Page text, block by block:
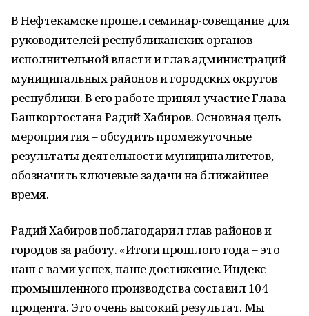
В Нефтекамске прошел семинар-совещание для
руководителей республиканских органов
исполнительной власти и глав администраций
муниципальных районов и городских округов
республики. В его работе принял участие Глава
Башкортостана Радий Хабиров. Основная цель
мероприятия – обсудить промежуточные
результаты деятельности муниципалитетов,
обозначить ключевые задачи на ближайшее
время.
Радий Хабиров поблагодарил глав районов и
городов за работу. «Итоги прошлого года – это
наш с вами успех, наше достижение. Индекс
промышленного производства составил 104
процента. Это очень высокий результат. Мы